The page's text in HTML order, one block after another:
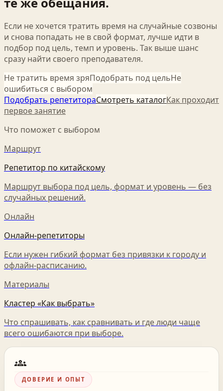
Если не хочется тратить время на случайные созвоны
и снова попадать не в свой формат, лучше идти в
подбор под цель, темп и уровень. Так выше шанс
сразу найти своего преподавателя.
Не тратить время зряПодобрать под цельНе
ошибиться с выбором
Подобрать репетитораСмотреть каталогКак проходит
первое занятие
Что поможет с выбором
Маршрут
Репетитор по китайскому
Маршрут выбора под цель, формат и уровень — без
случайных решений.
Онлайн
Онлайн-репетиторы
Если нужен гибкий формат без привязки к городу и
офлайн-расписанию.
Материалы
Кластер «Как выбрать»
Что спрашивать, как сравнивать и где люди чаще
всего ошибаются при выборе.
groups
ДОВЕРИЕ И ОПЫТ